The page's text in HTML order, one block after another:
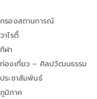
กรองสถานการณ์
วาไรตี้
กีฬา
ท่องเที่ยว – ศิลปวัฒนธรรม
ประชาสัมพันธ์
ภูมิภาค